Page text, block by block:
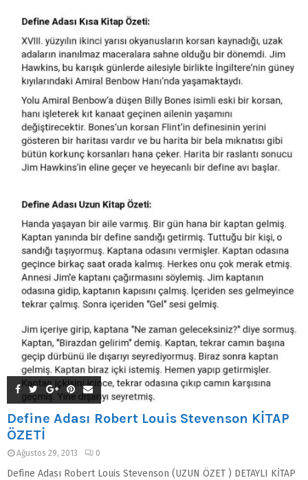
Define Adası Robert Louis Stevenson KİTAP
ÖZETİ
Ağustos 29, 2013 0
Define Adası Robert Louis Stevenson (UZUN ÖZET ) DETAYLI KİTAP